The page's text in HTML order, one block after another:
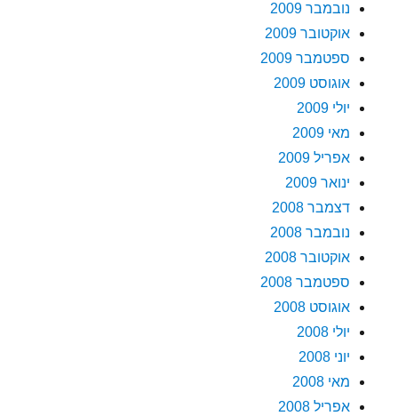
נובמבר 2009
אוקטובר 2009
ספטמבר 2009
אוגוסט 2009
יולי 2009
מאי 2009
אפריל 2009
ינואר 2009
דצמבר 2008
נובמבר 2008
אוקטובר 2008
ספטמבר 2008
אוגוסט 2008
יולי 2008
יוני 2008
מאי 2008
אפריל 2008